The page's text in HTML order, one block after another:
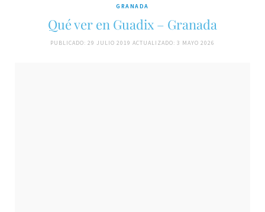
GRANADA
Qué ver en Guadix – Granada
PUBLICADO: 29 JULIO 2019 ACTUALIZADO: 3 MAYO 2026